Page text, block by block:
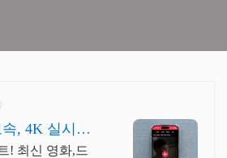
, 4K 실시간
! 최신 영화,드